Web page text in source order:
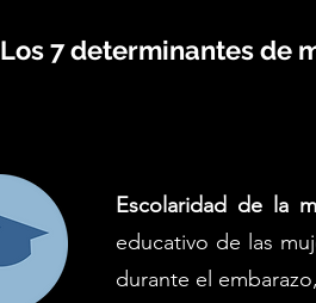
Los 7 determinantes de
Escolaridad de la
educativo de las
durante el